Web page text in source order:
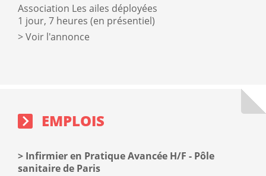
Association Les ailes déployées
1 jour, 7 heures (en présentiel)
Voir l'annonce
block
EMPLOIS
Infirmier en Pratique Avancée H/F - Pôle
sanitaire de Paris